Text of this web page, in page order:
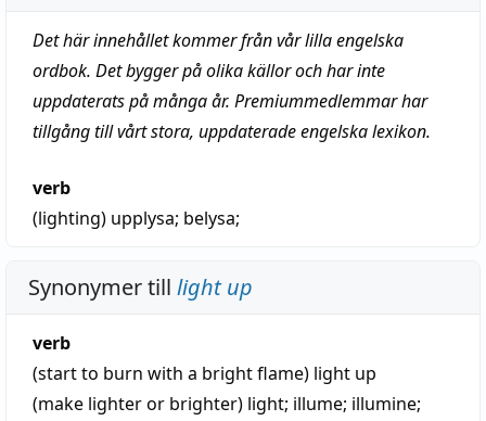
Det här innehållet kommer från vår lilla engelska
ordbok. Det bygger på olika källor och har inte
uppdaterats på många år. Premiummedlemmar har
tillgång till vårt stora, uppdaterade engelska lexikon.
verb
(lighting) upplysa; belysa;
Synonymer till light up
verb
(start to burn with a bright flame) light up
(make lighter or brighter) light; illume; illumine;